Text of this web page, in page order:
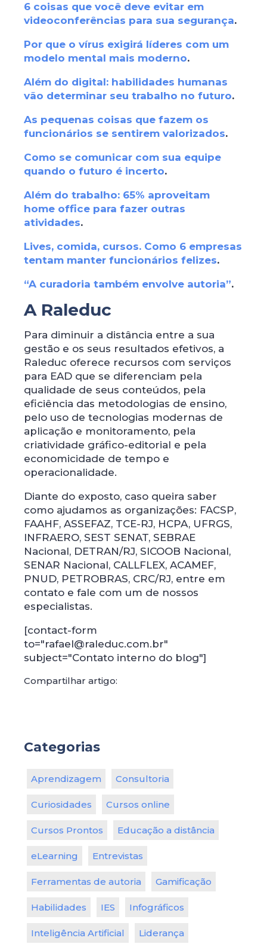
6 coisas que você deve evitar em
videoconferências para sua segurança.
Por que o vírus exigirá líderes com um
modelo mental mais moderno.
Além do digital: habilidades humanas
vão determinar seu trabalho no futuro.
As pequenas coisas que fazem os
funcionários se sentirem valorizados.
Como se comunicar com sua equipe
quando o futuro é incerto.
Além do trabalho: 65% aproveitam
home office para fazer outras
atividades.
Lives, comida, cursos. Como 6 empresas
tentam manter funcionários felizes.
“A curadoria também envolve autoria”.
A Raleduc
Para diminuir a distância entre a sua
gestão e os seus resultados efetivos, a
Raleduc oferece recursos com serviços
para EAD que se diferenciam pela
qualidade de seus conteúdos, pela
eficiência das metodologias de ensino,
pelo uso de tecnologias modernas de
aplicação e monitoramento, pela
criatividade gráfico-editorial e pela
economicidade de tempo e
operacionalidade.
Diante do exposto, caso queira saber
como ajudamos as organizações: FACSP,
FAAHF, ASSEFAZ, TCE-RJ, HCPA, UFRGS,
INFRAERO, SEST SENAT, SEBRAE
Nacional, DETRAN/RJ, SICOOB Nacional,
SENAR Nacional, CALLFLEX, ACAMEF,
PNUD, PETROBRAS, CRC/RJ, entre em
contato e fale com um de nossos
especialistas.
[contact-form
to="rafael@raleduc.com.br"
subject="Contato interno do blog"]
Compartilhar artigo:
Categorias
Aprendizagem Consultoria
Curiosidades Cursos online
Cursos Prontos Educação a distância
eLearning Entrevistas
Ferramentas de autoria Gamificação
Habilidades IES Infográficos
Inteligência Artificial Liderança